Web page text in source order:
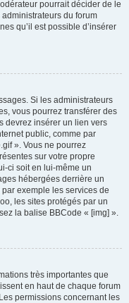
pourrait décider de le
du forum
qu’il est possible d’insérer
Si les administrateurs
vous pourrez transférer des
devrez insérer un lien vers
public, comme par
». Vous ne pourrez
sur votre propre
ci soit en lui-même un
hébergées derrière un
exemple les services de
les sites protégés par un
la balise BBCode « [img] ».
très importantes que
en haut de chaque forum
permissions concernant les